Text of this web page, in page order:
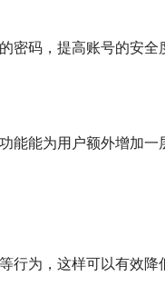
密码，提高账号的安全
能能为用户额外增加
为，这样可以有效降